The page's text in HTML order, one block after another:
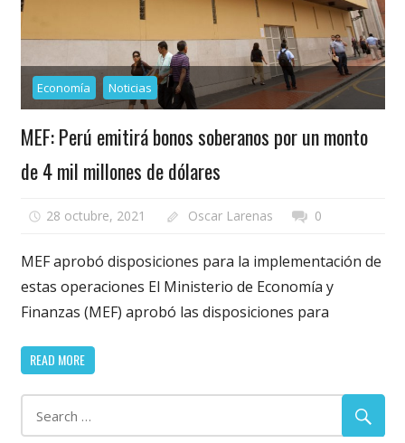
Economía Noticias
MEF: Perú emitirá bonos soberanos por un monto
de 4 mil millones de dólares
28 octubre, 2021 Oscar Larenas 0
MEF aprobó disposiciones para la implementación de
estas operaciones El Ministerio de Economía y
Finanzas (MEF) aprobó las disposiciones para
READ MORE